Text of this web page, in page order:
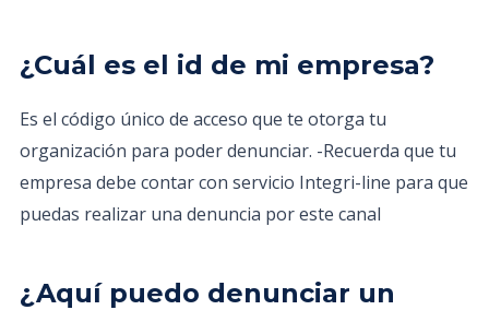
¿Cuál es el id de mi empresa?
Es el código único de acceso que te otorga tu
organización para poder denunciar. -Recuerda que tu
empresa debe contar con servicio Integri-line para que
puedas realizar una denuncia por este canal
¿Aquí puedo denunciar un